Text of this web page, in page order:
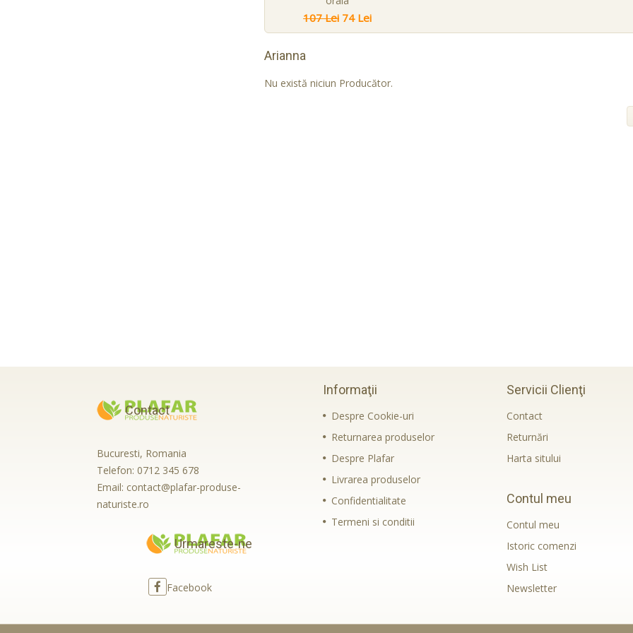
107 Lei 74 Lei
Arianna
Nu există niciun Producător.
Contact
Bucuresti, Romania
Telefon: 0712 345 678
Email: contact@plafar-produse-
naturiste.ro
Urmareste-ne
Facebook
Informaţii
Despre Cookie-uri
Returnarea produselor
Despre Plafar
Livrarea produselor
Confidentialitate
Termeni si conditii
Servicii Clienţi
Contact
Returnări
Harta sitului
Contul meu
Contul meu
Istoric comenzi
Wish List
Newsletter